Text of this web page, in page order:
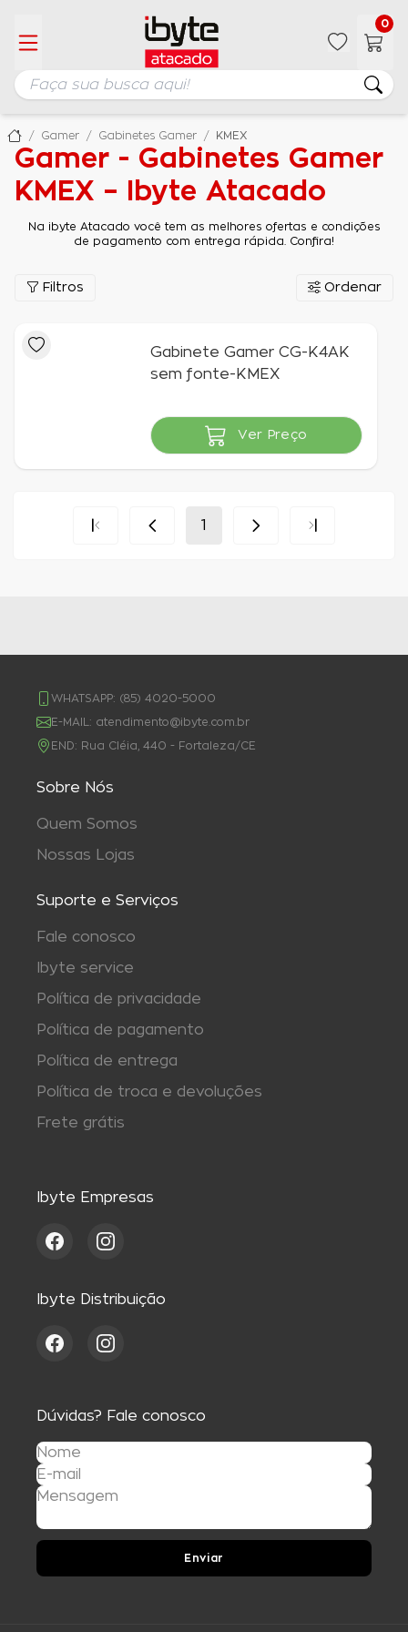
0
Gamer Gabinetes Gamer KMEX
Gamer - Gabinetes Gamer
KMEX – Ibyte Atacado
Na ibyte Atacado você tem as melhores ofertas e condições
de pagamento com entrega rápida. Confira!
Filtros Ordenar
Gabinete Gamer CG-K4AK
sem fonte-KMEX
Indisponível
Ver Preço
1
WHATSAPP: (85) 4020-5000
E-MAIL: atendimento@ibyte.com.br
END: Rua Cléia, 440 - Fortaleza/CE
Sobre Nós
Quem Somos
Nossas Lojas
Suporte e Serviços
Fale conosco
Ibyte service
Política de privacidade
Política de pagamento
Política de entrega
Política de troca e devoluções
Frete grátis
Ibyte Empresas
Ibyte Distribuição
Dúvidas? Fale conosco
Enviar